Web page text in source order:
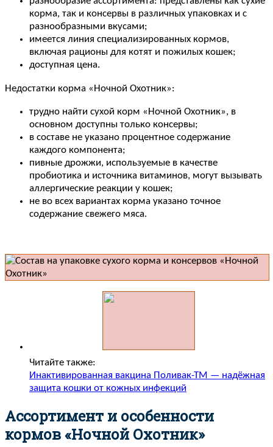
корма, так и консервы в различных упаковках и с
разнообразными вкусами;
имеется линия специализированных кормов,
включая рационы для котят и пожилых кошек;
доступная цена.
Недостатки корма «Ночной Охотник»:
трудно найти сухой корм «Ночной Охотник», в
основном доступны только консервы;
в составе не указано процентное содержание
каждого компонента;
пивные дрожжи, используемые в качестве
пробиотика и источника витаминов, могут вызывать
аллергические реакции у кошек;
не во всех вариантах корма указано точное
содержание свежего мяса.
Читайте также:
Инактивированная вакцина Поливак-ТМ — надёжная
защита кошки от кожных инфекций
Ассортимент и особенности
кормов «Ночной Охотник»